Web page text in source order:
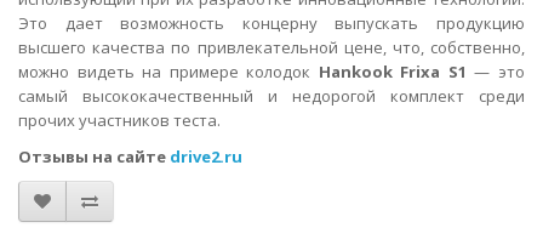
Это дает возможность концерну выпускать продукцию
высшего качества по привлекательной цене, что, собственно,
можно видеть на примере колодок Hankook Frixa S1 — это
самый высококачественный и недорогой комплект среди
прочих участников теста.
Отзывы на сайте drive2.ru